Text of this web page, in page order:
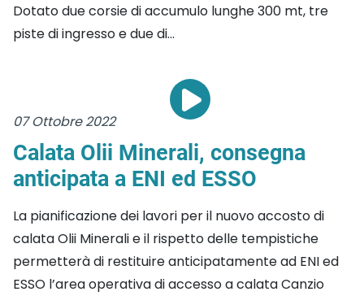
Dotato due corsie di accumulo lunghe 300 mt, tre
piste di ingresso e due di...
07 Ottobre 2022
Calata Olii Minerali, consegna
anticipata a ENI ed ESSO
La pianificazione dei lavori per il nuovo accosto di
calata Olii Minerali e il rispetto delle tempistiche
permetterà di restituire anticipatamente ad ENI ed
ESSO l’area operativa di accesso a calata Canzio